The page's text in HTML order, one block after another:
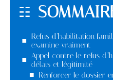
Refus d’habilitation
examine vraiment
Appel contre le refus
délais et légitimité
Renforcer le dossier